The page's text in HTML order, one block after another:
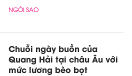
NGÔI SAO
Chuỗi ngày buồn của
Quang Hải tại châu Âu với
mức lương bèo bọt